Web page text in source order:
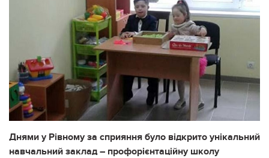
Днями у Рівному за сприяння було відкрито унікальний
навчальний заклад – профорієнтаційну школу